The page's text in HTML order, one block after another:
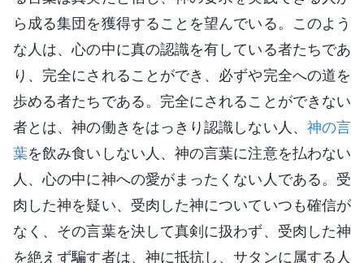
ら成る集団を獲得することを望んでいる。このよう
な人は、心の中に真の認識を有している者たちであ
り、完全にされることができ、必ずや完全への道を
歩める者たちである。完全にされることができない
者とは、神の働きをはっきり認識しない人、 神の言
葉を飲み食いしない人、神の言葉に注意を払わない
人、心の中に神への愛がまったくない人である。受
肉した神を疑い、受肉した神についていつも確信が
なく、その言葉を決して真剣に扱わず、受肉した神
を絶えず騙す者は、神に抵抗し、サタンに属する人